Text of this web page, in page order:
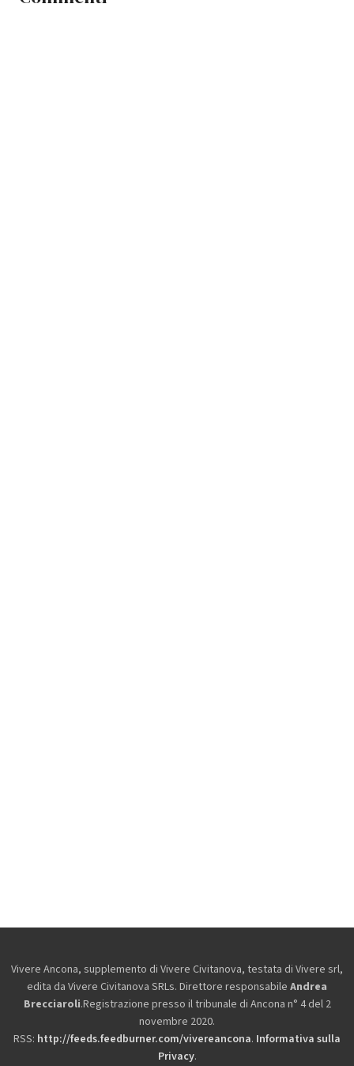
Vivere Ancona, supplemento di Vivere Civitanova, testata di Vivere srl,
edita da Vivere Civitanova SRLs. Direttore responsabile Andrea
Brecciaroli.Registrazione presso il tribunale di Ancona n° 4 del 2
novembre 2020.
RSS: http://feeds.feedburner.com/vivereancona. Informativa sulla
Privacy.